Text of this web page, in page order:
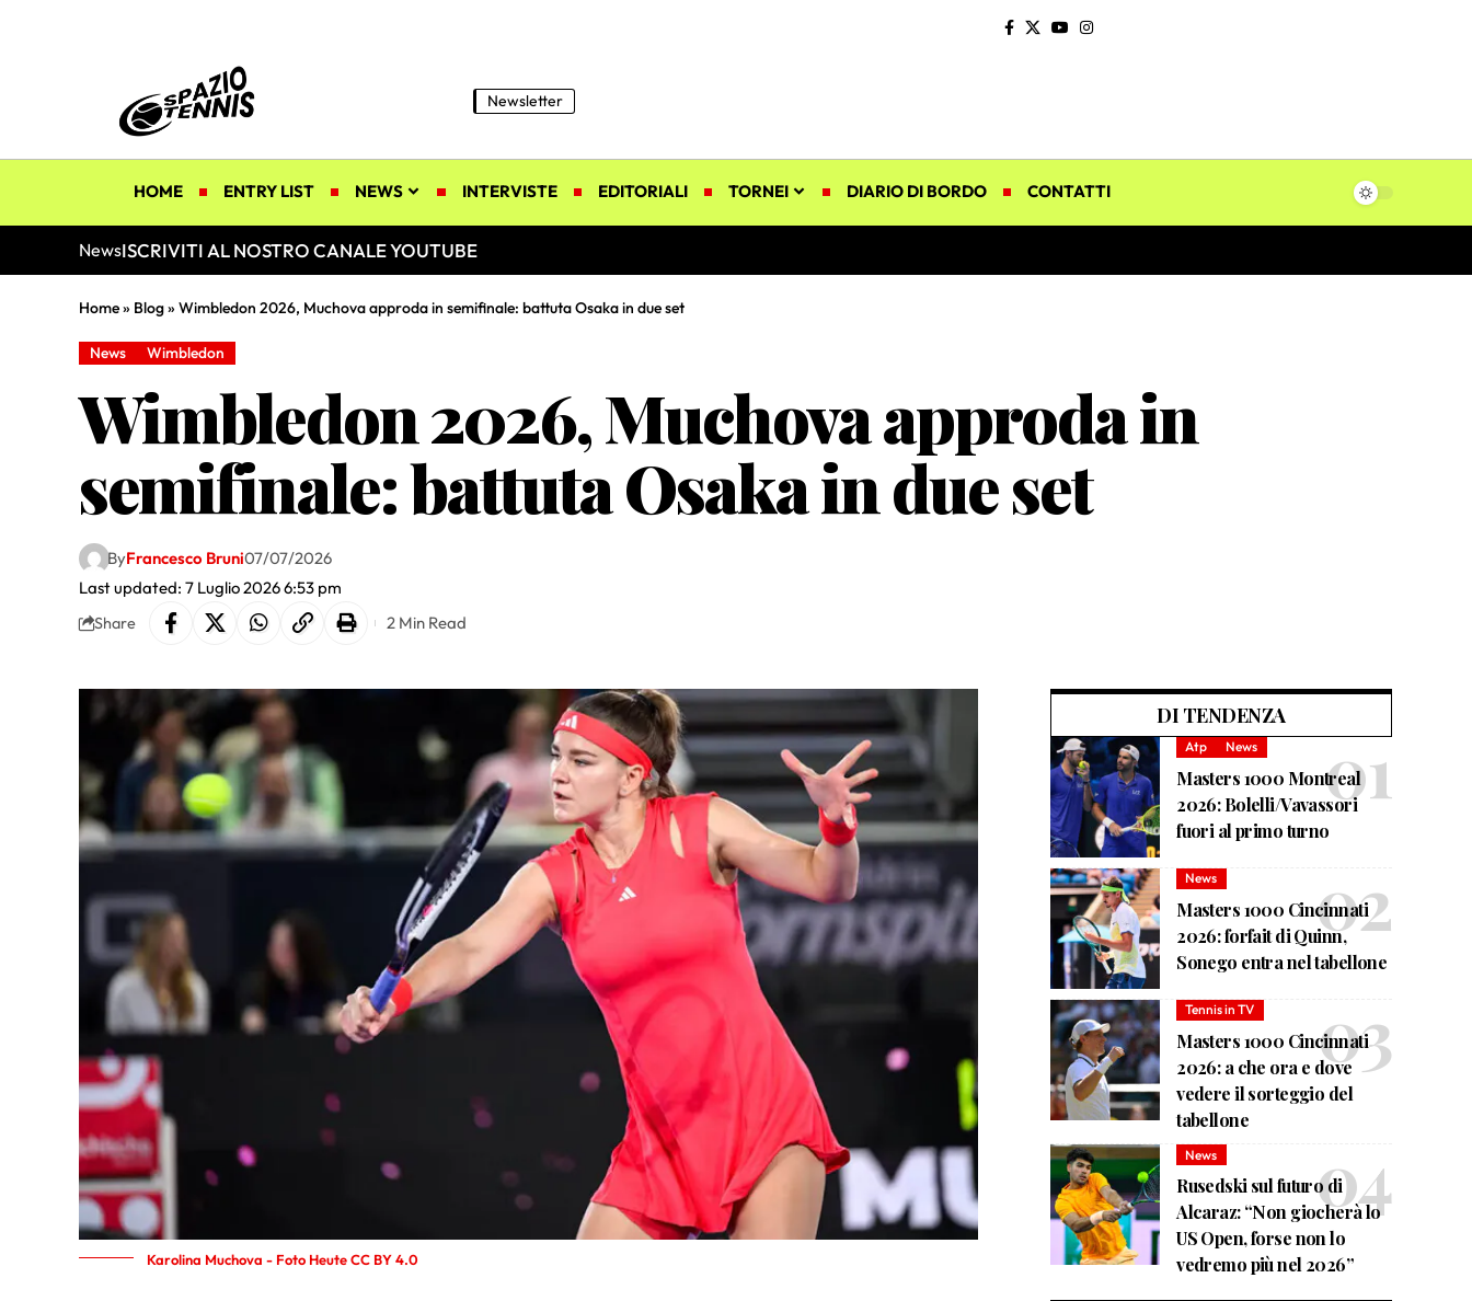
Newsletter
HOME ENTRY LIST NEWS INTERVISTE EDITORIALI TORNEI DIARIO DI BORDO CONTATTI
NewsISCRIVITI AL NOSTRO CANALE YOUTUBE
Home» Blog» Wimbledon 2026, Muchova approda in semifinale: battuta Osaka in due set
News Wimbledon
Wimbledon 2026, Muchova approda in
semifinale: battuta Osaka in due set
Last updated: 7 Luglio 2026 6:53 pm
ByFrancesco Bruni07/07/2026
Share 2 Min Read
Karolina Muchova - Foto Heute CC BY 4.0
DI TENDENZA
Atp News
Masters 1000 Montreal
2026: Bolelli/Vavassori
fuori al primo turno
News
Masters 1000 Cincinnati
2026: forfait di Quinn,
Sonego entra nel tabellone
Tennis in TV
Masters 1000 Cincinnati
2026: a che ora e dove
vedere il sorteggio del
tabellone
News
Rusedski sul futuro di
Alcaraz: “Non giocherà lo
US Open, forse non lo
vedremo più nel 2026”